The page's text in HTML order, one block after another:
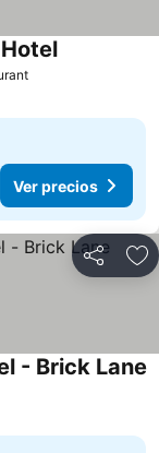
Ver precios
Ver precios
Ver precios
Compartir
- Brick Lane